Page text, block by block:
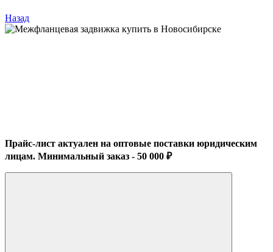
Назад
Прайс-лист актуален на оптовые поставки юридическим
лицам. Минимальный заказ - 50 000 ₽